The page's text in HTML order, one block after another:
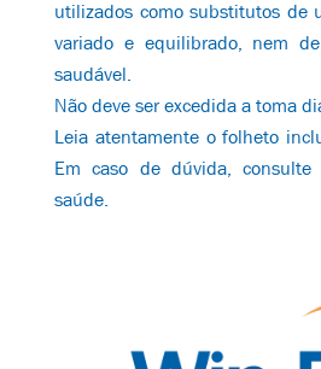
utilizados como substitutos de
variado e equilibrado, nem
saudável.
Não deve ser excedida a toma
Leia atentamente o folheto
Em caso de dúvida,
saúde.